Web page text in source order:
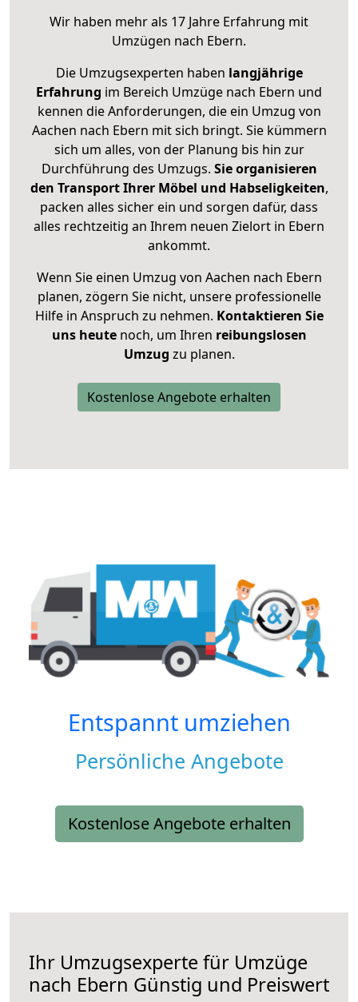
Wir haben mehr als 17 Jahre Erfahrung mit
Umzügen nach Ebern.
Die Umzugsexperten haben langjährige
Erfahrung im Bereich Umzüge nach Ebern und
kennen die Anforderungen, die ein Umzug von
Aachen nach Ebern mit sich bringt. Sie kümmern
sich um alles, von der Planung bis hin zur
Durchführung des Umzugs. Sie organisieren
den Transport Ihrer Möbel und Habseligkeiten,
packen alles sicher ein und sorgen dafür, dass
alles rechtzeitig an Ihrem neuen Zielort in Ebern
ankommt.
Wenn Sie einen Umzug von Aachen nach Ebern
planen, zögern Sie nicht, unsere professionelle
Hilfe in Anspruch zu nehmen. Kontaktieren Sie
uns heutenoch, um Ihren reibungslosen
Umzug zu planen.
Kostenlose Angebote erhalten
Entspannt umziehen
Persönliche Angebote
Kostenlose Angebote erhalten
Ihr Umzugsexperte für Umzüge
nach Ebern Günstig und Preiswert